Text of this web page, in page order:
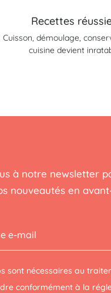
Recettes
Cuisson, démoulage,
cuisine devient
à notre newsletter
nouveautés en
sont nécessaires au
conformément à la